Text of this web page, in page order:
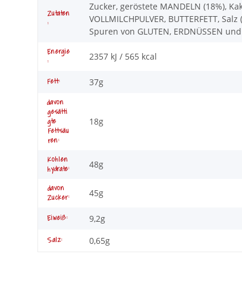
Zutaten
:
Zucker, geröstete MANDELN (18%),
VOLLMILCHPULVER, BUTTERFETT,
Spuren von GLUTEN, ERDNÜSSEN
Energie
: 2357 kJ / 565 kcal
Fett: 37g
davon
gesätti
gte
Fettsäu
ren:
18g
Kohlen
hydrate: 48g
davon
Zucker: 45g
Eiweiß: 9,2g
Salz: 0,65g